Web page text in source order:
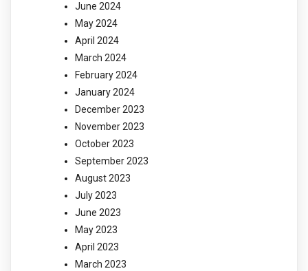
June 2024
May 2024
April 2024
March 2024
February 2024
January 2024
December 2023
November 2023
October 2023
September 2023
August 2023
July 2023
June 2023
May 2023
April 2023
March 2023